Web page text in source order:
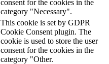
consent for the cookies in the
category "Necessary".
This cookie is set by GDPR
Cookie Consent plugin. The
cookie is used to store the user
consent for the cookies in the
category "Other.